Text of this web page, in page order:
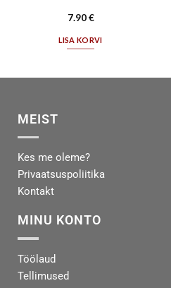
7.90€
LISA KORVI
MEIST
Kes me oleme?
Privaatsuspoliitika
Kontakt
MINU KONTO
Töölaud
Tellimused